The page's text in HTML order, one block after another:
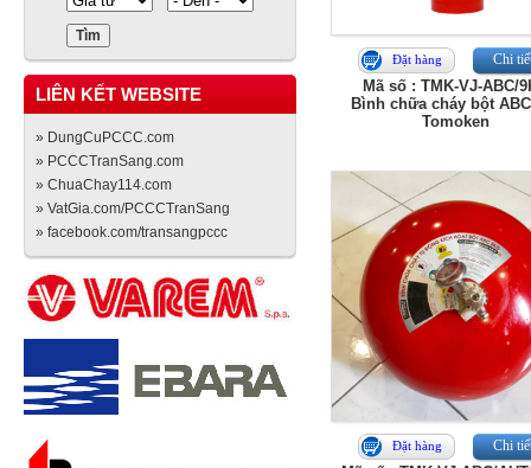
LIÊN KẾT WEBSITE
» DungCuPCCC.com
» PCCCTranSang.com
» ChuaChay114.com
» VatGia.com/PCCCTranSang
» facebook.com/transangpccc
Đặt hàng Chi
Mã số : TMK-VJ-ABC/
Bình chữa cháy bột
Tomoken
Đặt hàng Chi